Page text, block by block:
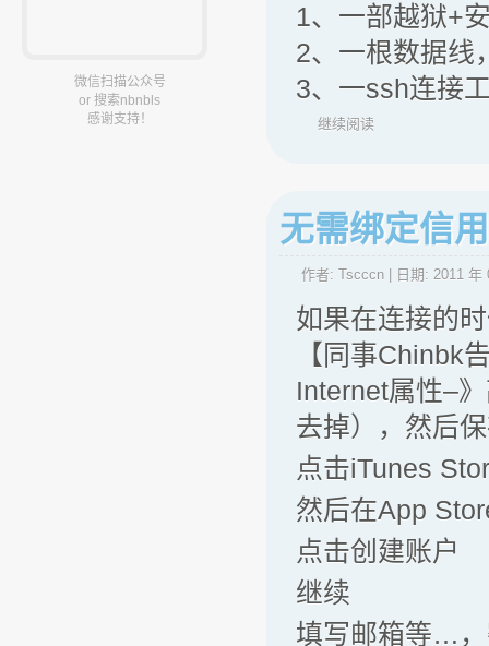
微信扫描公众号
or 搜索nbnbls
感谢支持！
1、一部越狱+
2、一根数据线
3、一ssh连接
继续阅读
无需绑定信
作者: Tscccn | 日期: 2011 年
如果在连接的
【同事Chinbk
Internet属性–
去掉），然后
点击iTunes
然后在App
点击创建账户
继续
填写邮箱等…，